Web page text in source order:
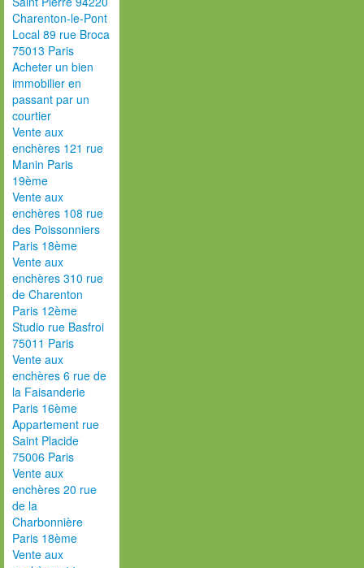
Charenton-le-Pont
Local 89 rue Broca
75013 Paris
Acheter un bien
immobilier en
passant par un
courtier
Vente aux
enchères 121 rue
Manin Paris
19ème
Vente aux
enchères 108 rue
des Poissonniers
Paris 18ème
Vente aux
enchères 310 rue
de Charenton
Paris 12ème
Studio rue Basfroi
75011 Paris
Vente aux
enchères 6 rue de
la Faisanderie
Paris 16ème
Appartement rue
Saint Placide
75006 Paris
Vente aux
enchères 20 rue
de la
Charbonnière
Paris 18ème
Vente aux